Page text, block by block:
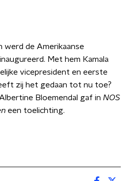
werd de Amerikaanse
Met hem Kamala
vicepresident en eerste
zij het gedaan tot nu toe?
Bloemendal gaf in NOS
een toelichting.